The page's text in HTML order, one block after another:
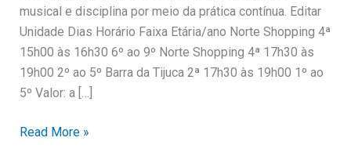
musical e disciplina por meio da prática contínua. Editar
Unidade Dias Horário Faixa Etária/ano Norte Shopping 4ª
15h00 às 16h30 6º ao 9º Norte Shopping 4ª 17h30 às
19h00 2º ao 5º Barra da Tijuca 2ª 17h30 às 19h00 1º ao
5º Valor: a […]
Read More »